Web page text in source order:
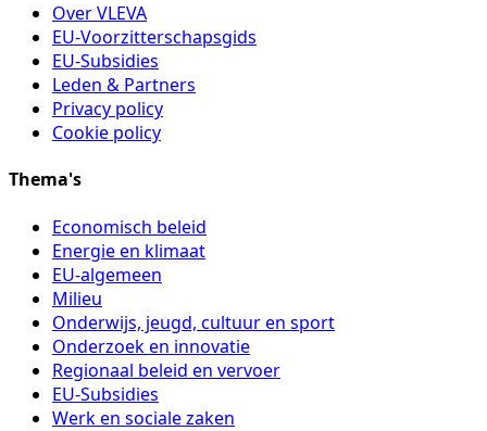
Over VLEVA
EU-Voorzitterschapsgids
EU-Subsidies
Leden & Partners
Privacy policy
Cookie policy
Thema's
Economisch beleid
Energie en klimaat
EU-algemeen
Milieu
Onderwijs, jeugd, cultuur en sport
Onderzoek en innovatie
Regionaal beleid en vervoer
EU-Subsidies
Werk en sociale zaken